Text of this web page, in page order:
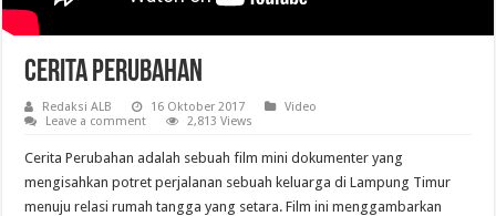
Cerita Perubahan
Redaksi ALB 16 Oktober 2017
Video
Leave a comment
2,813 Views
Cerita Perubahan adalah sebuah film mini dokumenter yang
mengisahkan potret perjalanan sebuah keluarga di Lampung Timur
menuju relasi rumah tangga yang setara. Film ini menggambarkan